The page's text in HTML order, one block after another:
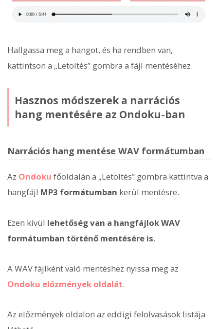
Hallgassa meg a hangot, és ha rendben van,
kattintson a „Letöltés” gombra a fájl mentéséhez.
Hasznos módszerek a narrációs
hang mentésére az Ondoku-ban
Narrációs hang mentése WAV formátumban
Az Ondoku főoldalán a „Letöltés” gombra kattintva a
hangfájl MP3 formátumban kerül mentésre.
Ezen kívül lehetőség van a hangfájlok WAV
formátumban történő mentésére is.
A WAV fájlként való mentéshez nyissa meg az
Ondoku előzmények oldalát.
Az előzmények oldalon az eddigi felolvasások listája